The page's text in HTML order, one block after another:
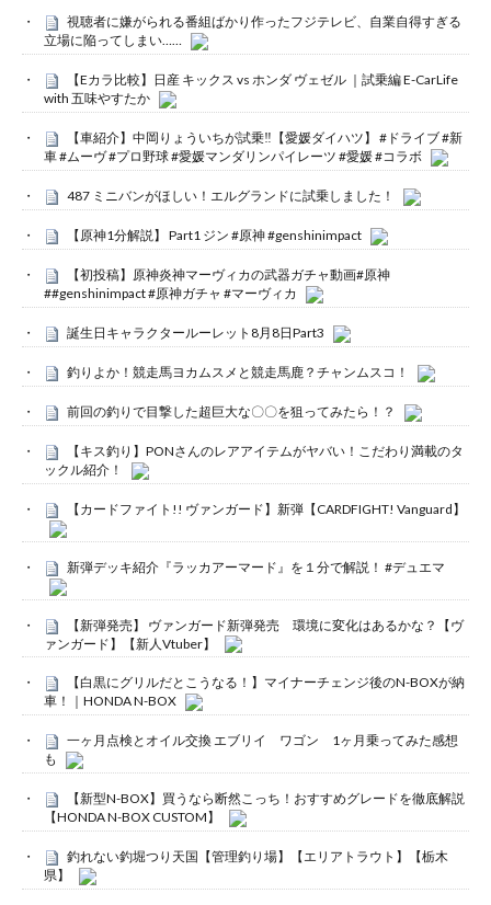
視聴者に嫌がられる番組ばかり作ったフジテレビ、自業自得すぎる
立場に陥ってしまい……
【Eカラ比較】日産 キックス vs ホンダ ヴェゼル ｜試乗編 E-CarLife
with 五味やすたか
【車紹介】中岡りょういちが試乗‼️【愛媛ダイハツ】 #ドライブ #新
車 #ムーヴ #プロ野球 #愛媛マンダリンパイレーツ #愛媛 #コラボ
487 ミニバンがほしい！エルグランドに試乗しました！
【原神1分解説】 Part1 ジン #原神 #genshinimpact
【初投稿】原神炎神マーヴィカの武器ガチャ動画#原神
##genshinimpact #原神ガチャ #マーヴィカ
誕生日キャラクタールーレット8月8日Part3
釣りよか！競走馬ヨカムスメと競走馬鹿？チャンムスコ！
前回の釣りで目撃した超巨大な〇〇を狙ってみたら！？
【キス釣り】PONさんのレアアイテムがヤバい！こだわり満載のタ
ックル紹介！
【カードファイト!! ヴァンガード】新弾【CARDFIGHT! Vanguard】
新弾デッキ紹介『ラッカアーマード』を１分で解説！ #デュエマ
【新弾発売】 ヴァンガード新弾発売 環境に変化はあるかな？【ヴ
ァンガード】【新人Vtuber】
【白黒にグリルだとこうなる！】マイナーチェンジ後のN-BOXが納
車！｜HONDA N-BOX
一ヶ月点検とオイル交換 エブリイ ワゴン 1ヶ月乗ってみた感想
も
【新型N-BOX】買うなら断然こっち！おすすめグレードを徹底解説
【HONDA N-BOX CUSTOM】
釣れない釣堀つり天国【管理釣り場】【エリアトラウト】【栃木
県】